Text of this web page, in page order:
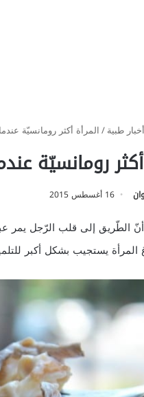
أخبار طبية/المرأة أكثر رومانسيّة
أكثر رومانسيّة
16 أغسطس 2015
الطّريق إلى قلب الرّجل يمر
يستجيب بشكل أكبر